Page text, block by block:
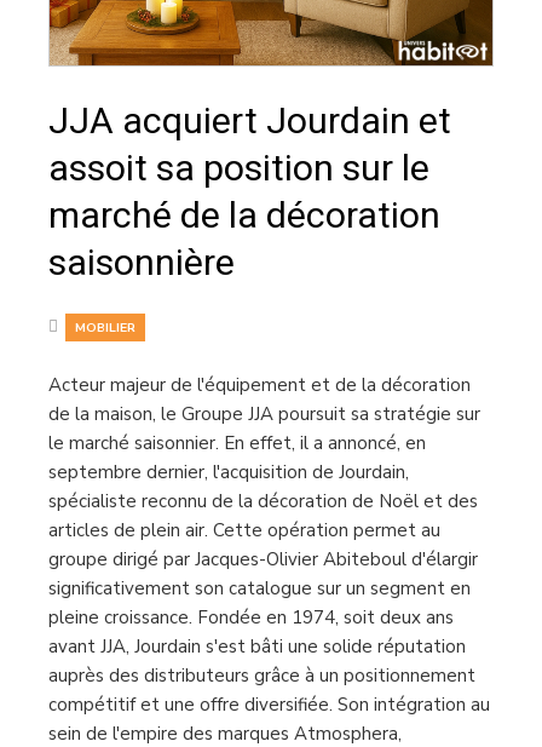
JJA acquiert Jourdain et
assoit sa position sur le
marché de la décoration
saisonnière
MOBILIER
Acteur majeur de l'équipement et de la décoration
de la maison, le Groupe JJA poursuit sa stratégie sur
le marché saisonnier. En effet, il a annoncé, en
septembre dernier, l'acquisition de Jourdain,
spécialiste reconnu de la décoration de Noël et des
articles de plein air. Cette opération permet au
groupe dirigé par Jacques-Olivier Abiteboul d'élargir
significativement son catalogue sur un segment en
pleine croissance. Fondée en 1974, soit deux ans
avant JJA, Jourdain s'est bâti une solide réputation
auprès des distributeurs grâce à un positionnement
compétitif et une offre diversifiée. Son intégration au
sein de l'empire des marques Atmosphera,